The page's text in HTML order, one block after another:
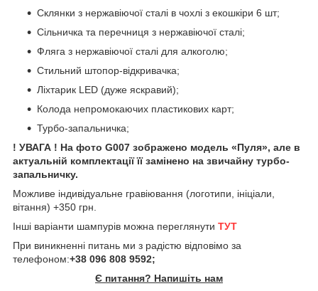
Склянки з нержавіючої сталі в чохлі з екошкіри 6 шт;
Сільничка та перечниця з нержавіючої сталі;
Фляга з нержавіючої сталі для алкоголю;
Стильний штопор-відкривачка;
Ліхтарик LED (дуже яскравий);
Колода непромокаючих пластикових карт;
Турбо-запальничка;
! УВАГА ! На фото G007 зображено модель «Пуля», але в
актуальній комплектації її замінено на звичайну турбо-
запальничку.
Можливе індивідуальне гравіювання (логотипи, ініціали,
вітання) +350 грн.
Інші варіанти шампурів можна переглянути ТУТ
При виникненні питань ми з радістю відповімо за
телефоном:+38 096 808 9592;
Є питання? Напишіть нам